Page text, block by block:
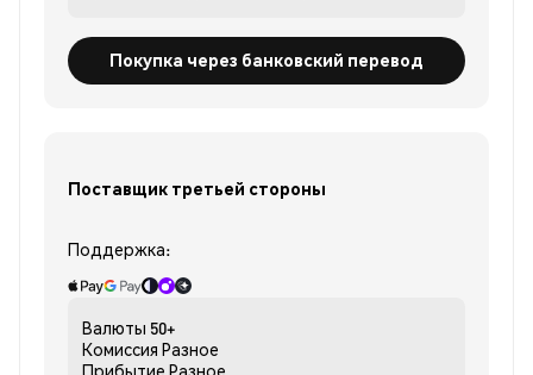
Покупка через банковский перевод
Поставщик третьей стороны
Поддержка:
Валюты 50+
Комиссия Разное
Прибытие Разное